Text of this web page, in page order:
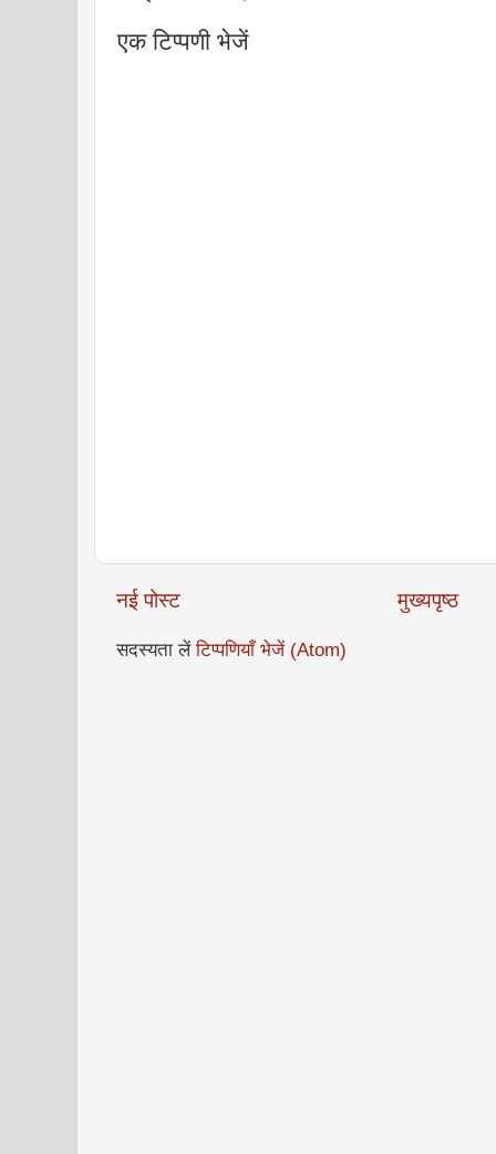
एक टिप्पणी भेजें
नई पोस्ट मुख्यपृष्ठ
सदस्यता लेंटिप्पणियाँ भेजें (Atom)